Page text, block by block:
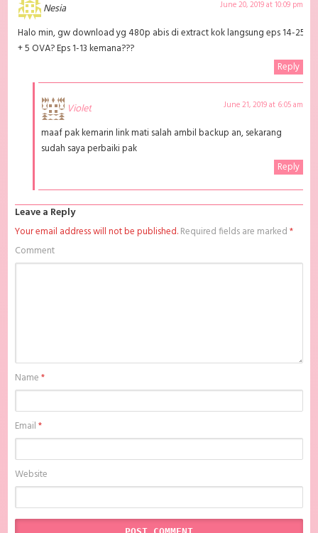
Batchindo
Nesia June 20, 2019 at 10:09 pm
Halo min, gw download yg 480p abis di extract kok langsung eps 14-25
+ 5 OVA? Eps 1-13 kemana???
Reply
Violet June 21, 2019 at 6:05 am
maaf pak kemarin link mati salah ambil backup an, sekarang
sudah saya perbaiki pak
Reply
Leave a Reply
Your email address will not be published.Required fields are marked*
Comment
Name*
Email*
Website